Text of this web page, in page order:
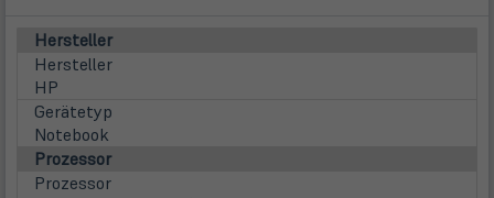
Hersteller
Hersteller
HP
Gerätetyp
Notebook
Prozessor
Prozessor